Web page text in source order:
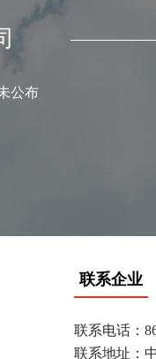
公布
联系企业
联系电话：
联系地址：